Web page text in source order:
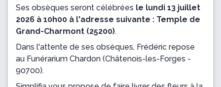
Ses obsèques seront célébrées le lundi 13 juillet
2026 à 10h00 à l'adresse suivante : Temple de
Grand-Charmont (25200).
Dans l'attente de ses obsèques, Frédéric repose
au Funérarium Chardon (Châtenois-les-Forges -
90700).